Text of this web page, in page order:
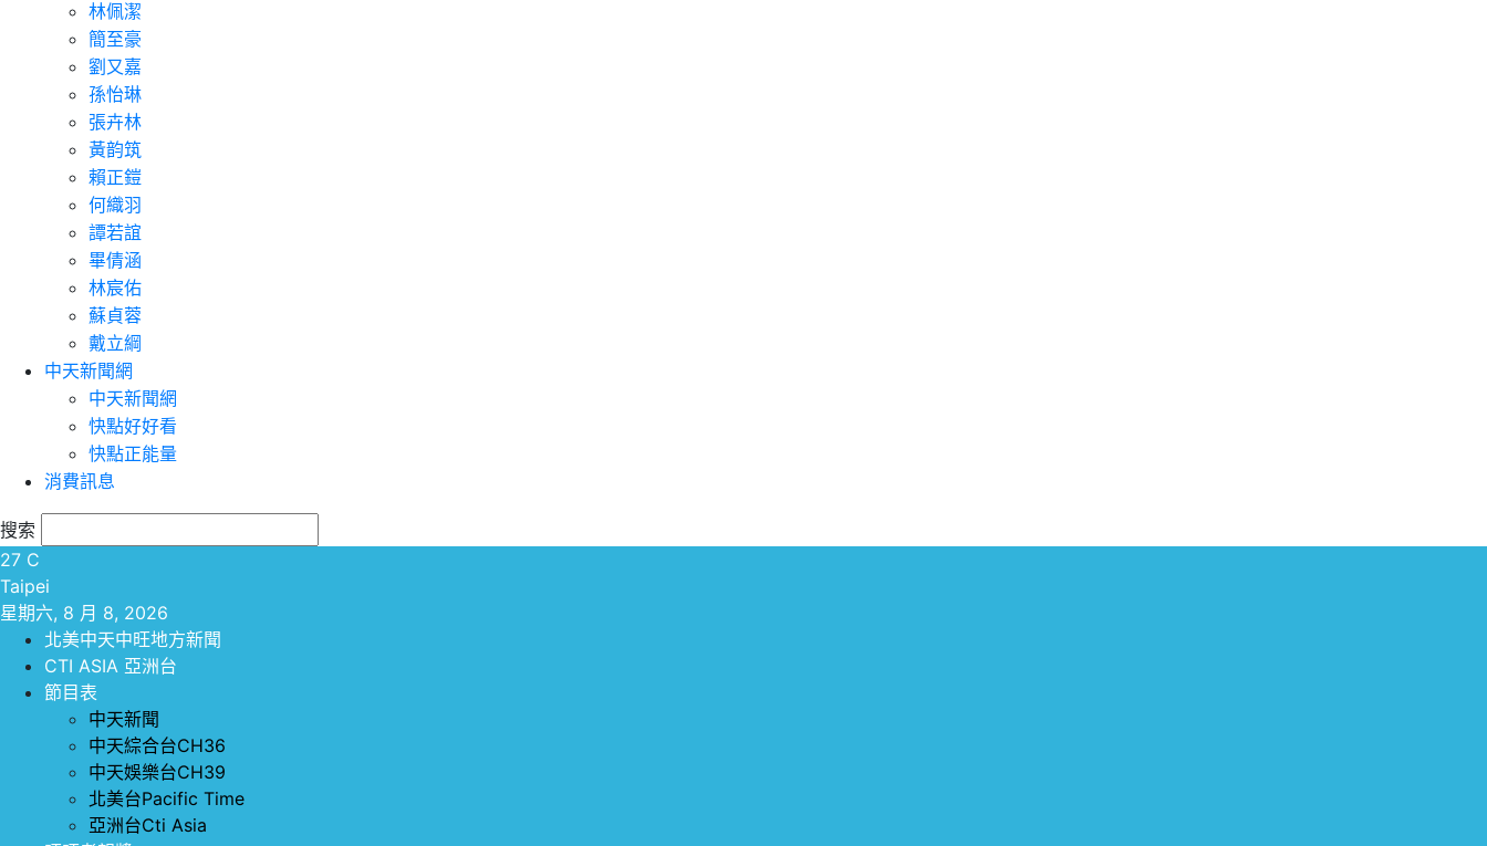
林佩潔
簡至豪
劉又嘉
孫怡琳
張卉林
黃韵筑
賴正鎧
何織羽
譚若誼
畢倩涵
林宸佑
蘇貞蓉
戴立綱
中天新聞網
中天新聞網
快點好好看
快點正能量
消費訊息
搜索
27 C
Taipei
星期六, 8 月 8, 2026
北美中天中旺地方新聞
CTI ASIA 亞洲台
節目表
中天新聞
中天綜合台CH36
中天娛樂台CH39
北美台Pacific Time
亞洲台Cti Asia